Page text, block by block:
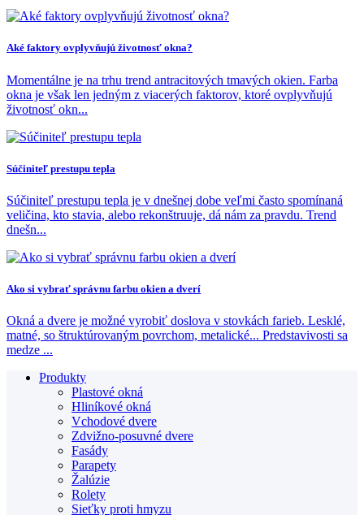
Aké faktory ovplyvňujú životnosť okna?
Momentálne je na trhu trend antracitových tmavých okien. Farba
okna je však len jedným z viacerých faktorov, ktoré ovplyvňujú
životnosť okn...
Súčiniteľ prestupu tepla
Súčiniteľ prestupu tepla je v dnešnej dobe veľmi často spomínaná
veličina, kto stavia, alebo rekonštruuje, dá nám za pravdu. Trend
dnešn...
Ako si vybrať správnu farbu okien a dverí
Okná a dvere je možné vyrobiť doslova v stovkách farieb. Lesklé,
matné, so štruktúrovaným povrchom, metalické... Predstavivosti sa
medze ...
Produkty
Plastové okná
Hliníkové okná
Vchodové dvere
Zdvižno-posuvné dvere
Fasády
Parapety
Žalúzie
Rolety
Sieťky proti hmyzu